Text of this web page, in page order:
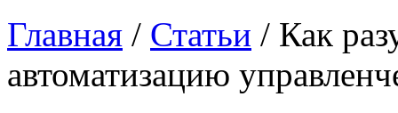
Главная / Статьи / Как
автоматизацию